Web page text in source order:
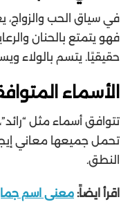
في سياق الحب والزواج،
فهو يتمتع بالحنان
حقيقيًا. يتسم بالولاء
الأسماء
تتوافق أسماء مثل
تحمل جميعها معاني
النطق.
اقرأ ايضاً: معنى اسم